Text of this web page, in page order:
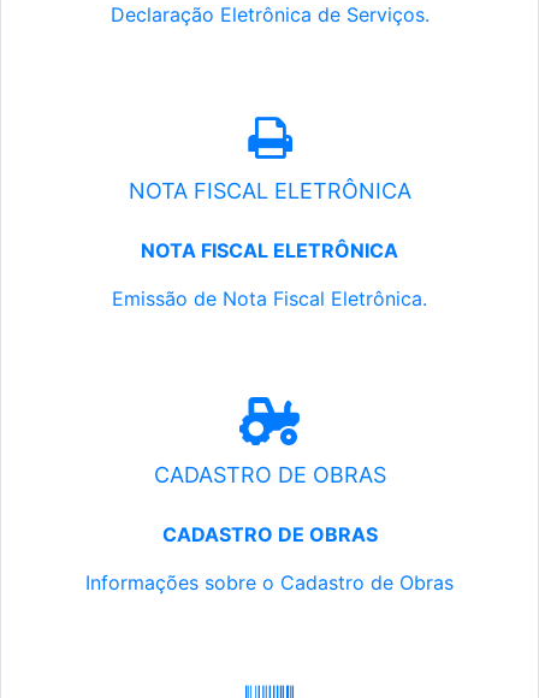
Declaração Eletrônica de Serviços.
NOTA FISCAL ELETRÔNICA
NOTA FISCAL ELETRÔNICA
Emissão de Nota Fiscal Eletrônica.
CADASTRO DE OBRAS
CADASTRO DE OBRAS
Informações sobre o Cadastro de Obras